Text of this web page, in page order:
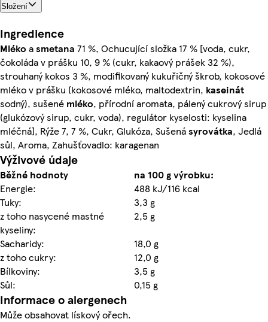
Složení
Ingredience
Mléko asmetana 71 %, Ochucující složka 17 % [voda, cukr,
čokoláda v prášku 10, 9 % (cukr, kakaový prášek 32 %),
strouhaný kokos 3 %, modifikovaný kukuřičný škrob, kokosové
mléko v prášku (kokosové mléko, maltodextrin, kaseinát
sodný), sušené mléko, přírodní aromata, pálený cukrový sirup
(glukózový sirup, cukr, voda), regulátor kyselosti: kyselina
mléčná], Rýže 7, 7 %, Cukr, Glukóza, Sušenásyrovátka, Jedlá
sůl, Aroma, Zahušťovadlo: karagenan
Výživové údaje
Běžné hodnoty
na 100 g výrobku:
Energie:
488 kJ/116 kcal
Tuky:
3,3 g
z toho nasycené mastné
kyseliny:
2,5 g
Sacharidy:
18,0 g
z toho cukry:
12,0 g
Bílkoviny:
3,5 g
Sůl:
0,15 g
Informace o alergenech
Může obsahovat lískový ořech.